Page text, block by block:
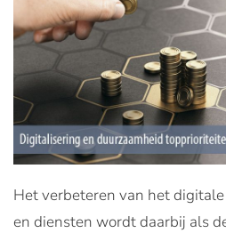
Het verbeteren van het
en diensten wordt daarbij als